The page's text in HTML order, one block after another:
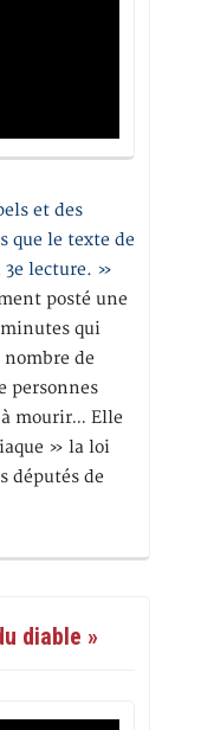
et des
que le texte de
3e lecture. »
posté une
qui
de
personnes
à mourir… Elle
» la loi
députés de
diable »